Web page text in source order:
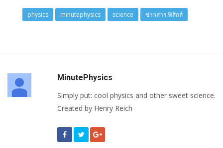
physics minutephysics science ข่าวสาร ฟิสิกส์
MinutePhysics
Simply put: cool physics and other sweet science.
Created by Henry Reich